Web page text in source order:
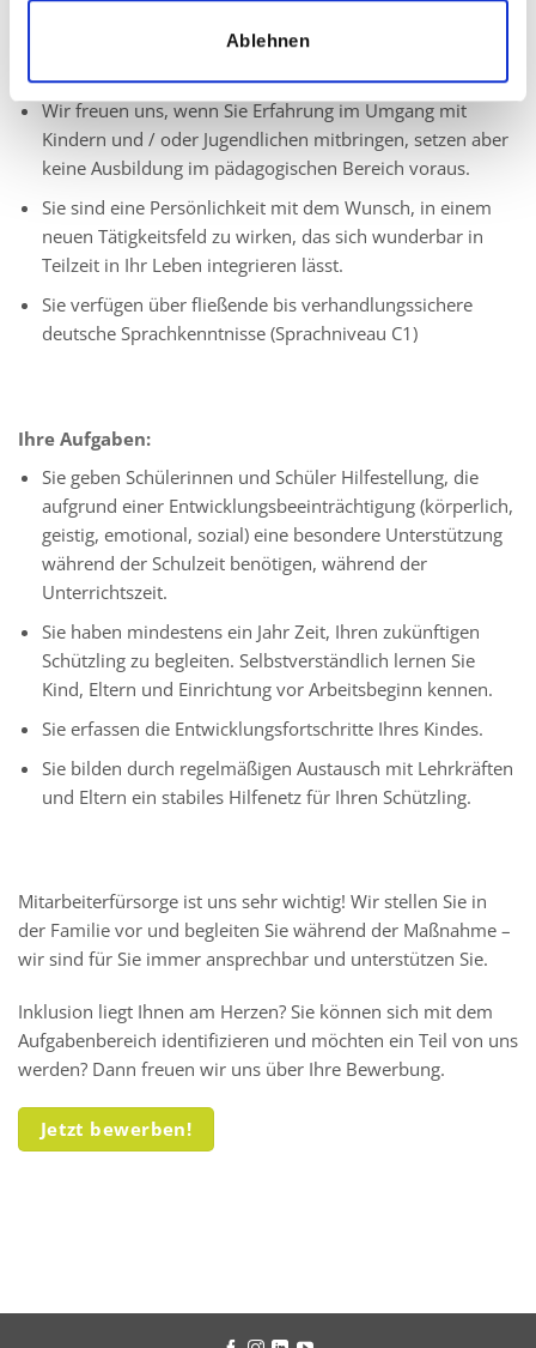
Ablehnen
Integration in den Schul- oder Kindergartenalltag
Wir freuen uns, wenn Sie Erfahrung im Umgang mit
Kindern und / oder Jugendlichen mitbringen, setzen aber
keine Ausbildung im pädagogischen Bereich voraus.
Sie sind eine Persönlichkeit mit dem Wunsch, in einem
neuen Tätigkeitsfeld zu wirken, das sich wunderbar in
Teilzeit in Ihr Leben integrieren lässt.
Sie verfügen über fließende bis verhandlungssichere
deutsche Sprachkenntnisse (Sprachniveau C1)
Ihre Aufgaben:
Sie geben Schülerinnen und Schüler Hilfestellung, die
aufgrund einer Entwicklungsbeeinträchtigung (körperlich,
geistig, emotional, sozial) eine besondere Unterstützung
während der Schulzeit benötigen, während der
Unterrichtszeit.
Sie haben mindestens ein Jahr Zeit, Ihren zukünftigen
Schützling zu begleiten. Selbstverständlich lernen Sie
Kind, Eltern und Einrichtung vor Arbeitsbeginn kennen.
Sie erfassen die Entwicklungsfortschritte Ihres Kindes.
Sie bilden durch regelmäßigen Austausch mit Lehrkräften
und Eltern ein stabiles Hilfenetz für Ihren Schützling.
Mitarbeiterfürsorge ist uns sehr wichtig! Wir stellen Sie in
der Familie vor und begleiten Sie während der Maßnahme –
wir sind für Sie immer ansprechbar und unterstützen Sie.
Inklusion liegt Ihnen am Herzen? Sie können sich mit dem
Aufgabenbereich identifizieren und möchten ein Teil von uns
werden? Dann freuen wir uns über Ihre Bewerbung.
Jetzt bewerben!